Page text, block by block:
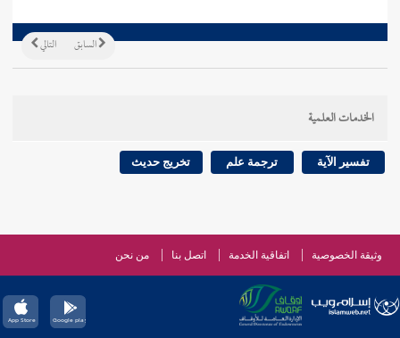
التالي السابق
الخدمات العلمية
تفسير الآية ترجمة علم تخريج حديث
وثيقة الخصوصية اتفاقية الخدمة اتصل بنا من نحن